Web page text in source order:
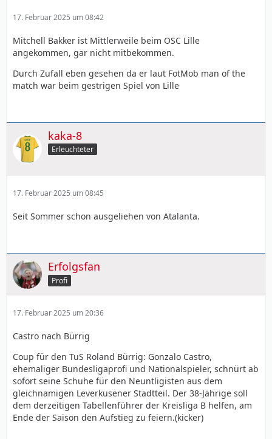
17. Februar 2025 um 08:42
Mitchell Bakker ist Mittlerweile beim OSC Lille
angekommen, gar nicht mitbekommen.
Durch Zufall eben gesehen da er laut FotMob man of the
match war beim gestrigen Spiel von Lille
kaka-8
Erleuchteter
17. Februar 2025 um 08:45
Seit Sommer schon ausgeliehen von Atalanta.
Erfolgsfan
Profi
17. Februar 2025 um 20:36
Castro nach Bürrig
Coup für den TuS Roland Bürrig: Gonzalo Castro,
ehemaliger Bundesligaprofi und Nationalspieler, schnürt ab
sofort seine Schuhe für den Neuntligisten aus dem
gleichnamigen Leverkusener Stadtteil. Der 38-Jährige soll
dem derzeitigen Tabellenführer der Kreisliga B helfen, am
Ende der Saison den Aufstieg zu feiern.(kicker)